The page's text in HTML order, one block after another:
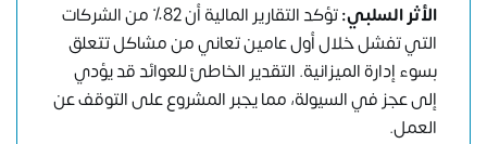
الأثر السلبي:
تؤكد التقارير المالية أن 82٪ من الشركات
التي تفشل خلال أول عامين تعاني من مشاكل تتعلق
بسوء إدارة الميزانية. التقدير الخاطئ للعوائد قد يؤدي
إلى عجز في السيولة، مما يجبر المشروع على التوقف عن
العمل.